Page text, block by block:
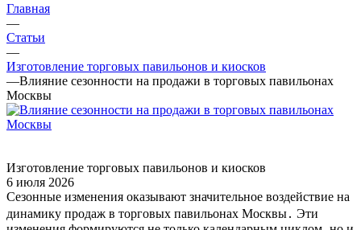
Главная
—
Статьи
—
Изготовление торговых павильонов и киосков
—Влияние сезонности на продажи в торговых павильонах
Москвы
Изготовление торговых павильонов и киосков
6 июля 2026
Сезонные изменения оказывают значительное воздействие на
динамику продаж в торговых павильонах Москвы․ Эти